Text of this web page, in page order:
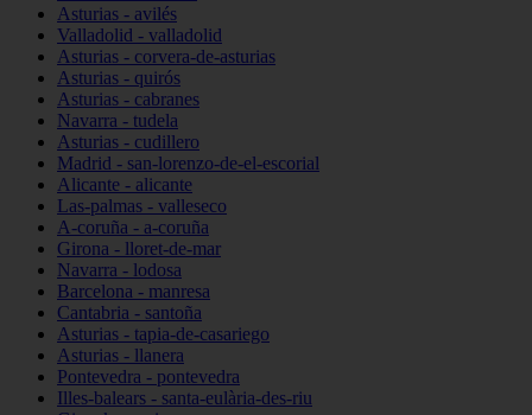
Asturias - avilés
Valladolid - valladolid
Asturias - corvera-de-asturias
Asturias - quirós
Asturias - cabranes
Navarra - tudela
Asturias - cudillero
Madrid - san-lorenzo-de-el-escorial
Alicante - alicante
Las-palmas - valleseco
A-coruña - a-coruña
Girona - lloret-de-mar
Navarra - lodosa
Barcelona - manresa
Cantabria - santoña
Asturias - tapia-de-casariego
Asturias - llanera
Pontevedra - pontevedra
Illes-balears - santa-eulària-des-riu